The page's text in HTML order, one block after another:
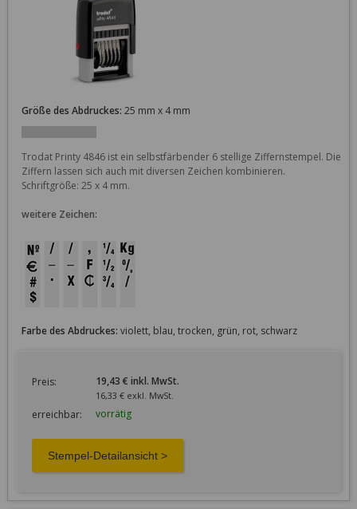
Größe des Abdruckes: 25 mm x 4 mm
Trodat Printy 4846 ist ein selbstfärbender 6 stellige Ziffernstempel. Die
Ziffern lassen sich auch mit diversen Zeichen kombinieren.
weitere Zeichen:
Farbe des Abdruckes: violett, blau, trocken, grün, rot, schwarz
Preis: 19,43 € inkl. MwSt.
16,33 € exkl. MwSt.
erreichbar: vorrätig